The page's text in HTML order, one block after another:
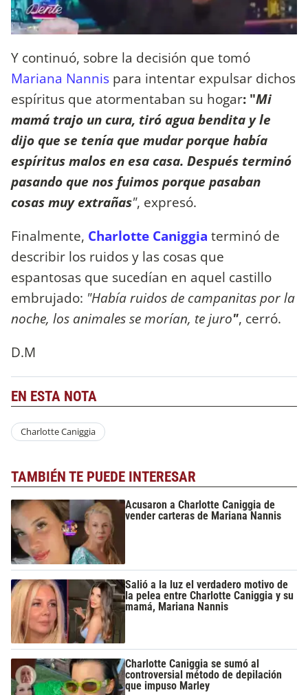
Y continuó, sobre la decisión que tomó
Mariana Nannis para intentar expulsar dichos
espíritus que atormentaban su hogar: "Mi
mamá trajo un cura, tiró agua bendita y le
dijo que se tenía que mudar porque había
espíritus malos en esa casa. Después terminó
pasando que nos fuimos porque pasaban
cosas muy extrañas", expresó.
Finalmente, Charlotte Caniggia terminó de
describir los ruidos y las cosas que
espantosas que sucedían en aquel castillo
embrujado: "Había ruidos de campanitas por la
noche, los animales se morían, te juro", cerró.
D.M
EN ESTA NOTA
Charlotte Caniggia
TAMBIÉN TE PUEDE INTERESAR
Acusaron a Charlotte Caniggia de
vender carteras de Mariana Nannis
Salió a la luz el verdadero motivo de
la pelea entre Charlotte Caniggia y su
mamá, Mariana Nannis
Charlotte Caniggia se sumó al
controversial método de depilación
que impuso Marley